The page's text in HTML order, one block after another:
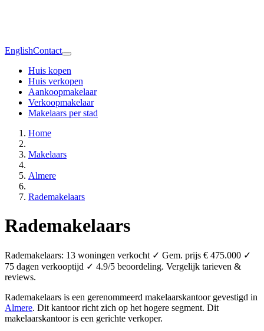
EnglishContact
Huis kopen
Huis verkopen
Aankoopmakelaar
Verkoopmakelaar
Makelaars per stad
Home
Makelaars
Almere
Rademakelaars
Rademakelaars
Rademakelaars: 13 woningen verkocht ✓ Gem. prijs € 475.000 ✓
75 dagen verkooptijd ✓ 4.9/5 beoordeling. Vergelijk tarieven &
reviews.
Rademakelaars is een gerenommeerd makelaarskantoor gevestigd in
Almere. Dit kantoor richt zich op het hogere segment. Dit
makelaarskantoor is een gerichte verkoper.